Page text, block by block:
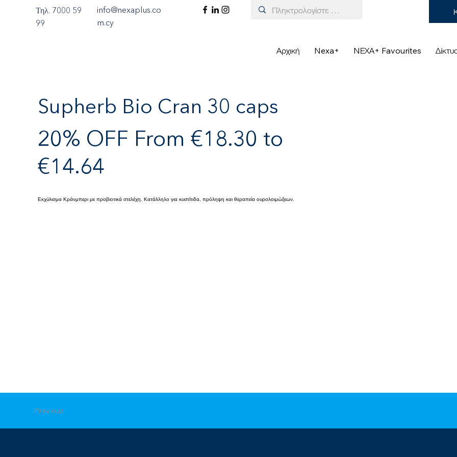
Αρχική Nexa+ NΕΧΑ+ Favourites
Τηλ. 7000 59
99
info@nexaplus.co
m.cy
Supherb Bio Cran 30 caps
20% OFF From €18.30 to
€14.64
Εκχύλισμα Κράνμπερι με προβιοτικά στελέχη. Κατάλληλο για κυστίτιδα, πρόληψη και θεραπεία ουρολοιμώξεων.
Previous